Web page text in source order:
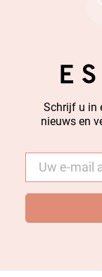
Schrijf u in
nieuws en
mail *